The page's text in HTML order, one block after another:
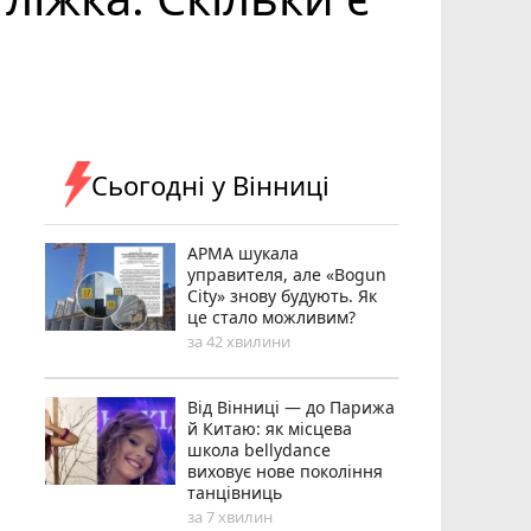
Сьогодні у Вінниці
АРМА шукала
управителя, але «Bogun
City» знову будують. Як
це стало можливим?
за 42 хвилини
Від Вінниці — до Парижа
й Китаю: як місцева
школа bellydance
виховує нове покоління
танцівниць
за 7 хвилин